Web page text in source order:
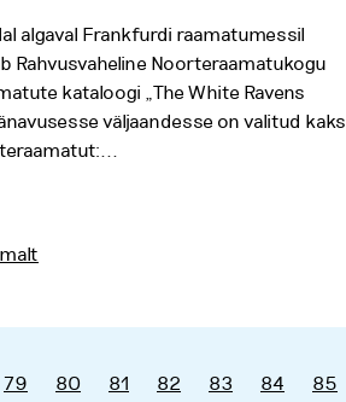
algaval Frankfurdi raamatumessil
Rahvusvaheline Noorteraamatukogu
kataloogi „The White Ravens
väljaandesse on valitud kaks
79 80 81 82 83 84 85